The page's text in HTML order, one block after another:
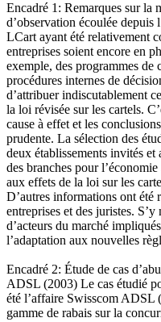
Encadré 1: Remarques sur la
d’observation écoulée depuis
LCart ayant été relativement
entreprises soient encore en
exemple, des programmes
procédures internes de
d’attribuer indiscutablement
la loi révisée sur les cartels.
cause à effet et les
prudente. La sélection des
deux établissements invités
des branches pour
aux effets de la loi sur les
D’autres informations ont été
entreprises et des juristes.
d’acteurs du marché
l’adaptation aux nouvelles
Encadré 2: Étude de cas
ADSL (2003) Le cas étudié
été l’affaire Swisscom ADSL
gamme de rabais sur la